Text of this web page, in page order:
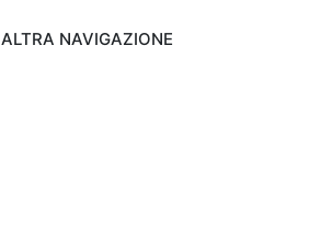
ALTRA NAVIGAZIONE